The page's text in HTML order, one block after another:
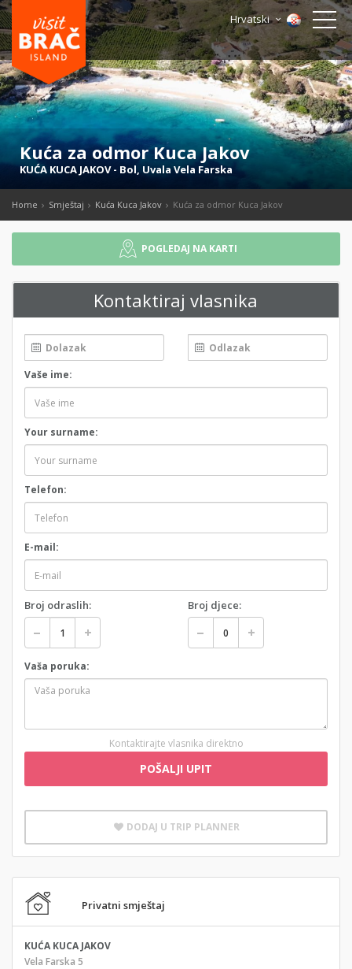
Hrvatski
Kuća za odmor Kuca Jakov
KUĆA KUCA JAKOV - Bol, Uvala Vela Farska
Home Smještaj Kuća Kuca Jakov Kuća za odmor Kuca Jakov
POGLEDAJ NA KARTI
Kontaktiraj vlasnika
Vaše ime:
Your surname:
Telefon:
E-mail:
Broj odraslih: Broj djece:
Vaša poruka:
Kontaktirajte vlasnika direktno
POŠALJI UPIT
DODAJ U TRIP PLANNER
Privatni smještaj
KUĆA KUCA JAKOV
Vela Farska 5